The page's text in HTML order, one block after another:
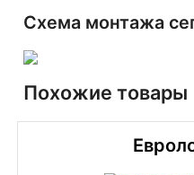
Схема монтажа
Похожие товары